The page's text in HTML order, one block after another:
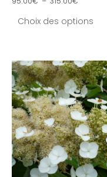
Choix des options